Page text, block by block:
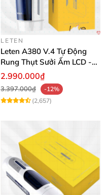
LETEN
Leten A380 V.4 Tự Động
Rung Thụt Sưởi Ấm LCD -
Mua Ngay
2.990.000₫
3.397.000₫
-12%
(2,657)